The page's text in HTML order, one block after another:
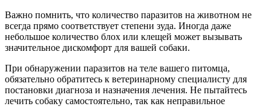
Важно помнить, что количество паразитов на животном не
всегда прямо соответствует степени зуда. Иногда даже
небольшое количество блох или клещей может вызывать
значительное дискомфорт для вашей собаки.
При обнаружении паразитов на теле вашего питомца,
обязательно обратитесь к ветеринарному специалисту для
постановки диагноза и назначения лечения. Не пытайтесь
лечить собаку самостоятельно, так как неправильное